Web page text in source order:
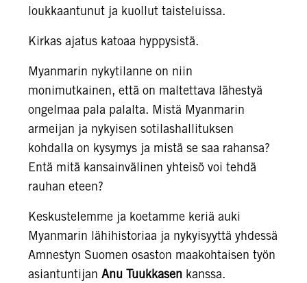
loukkaantunut ja kuollut taisteluissa.
Kirkas ajatus katoaa hyppysistä.
Myanmarin nykytilanne on niin
monimutkainen, että on maltettava lähestyä
ongelmaa pala palalta. Mistä Myanmarin
armeijan ja nykyisen sotilashallituksen
kohdalla on kysymys ja mistä se saa rahansa?
Entä mitä kansainvälinen yhteisö voi tehdä
rauhan eteen?
Keskustelemme ja koetamme keriä auki
Myanmarin lähihistoriaa ja nykyisyyttä yhdessä
Amnestyn Suomen osaston maakohtaisen työn
asiantuntijan Anu Tuukkasen kanssa.